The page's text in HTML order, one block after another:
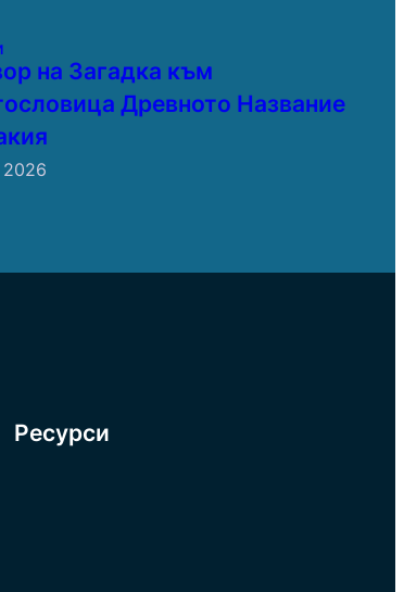
на Загадка към
Древното Название
Ресурси